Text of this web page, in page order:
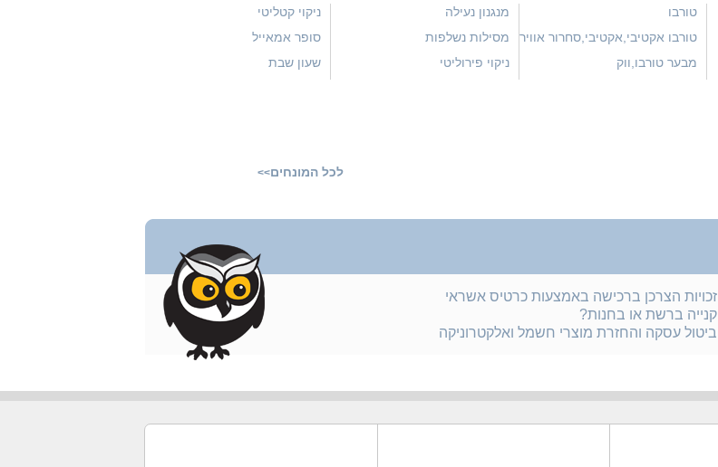
טורבו
טורבו אקטיבי,אקטיבי,סחרור אוויר
חם
מבער טורבו,ווק
מנגנון נעילה
מסילות נשלפות
ניקוי פירוליטי
ניקוי קטליטי
סופר אמאייל
שעון שבת
לכל המונחים>>
זכויות הצרכן ברכישה באמצעות כרטיס אשראי
קנייה ברשת או בחנות?
ביטול עסקה והחזרת מוצרי חשמל ואלקטרוניקה